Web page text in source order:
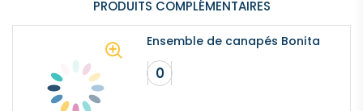
PRODUITS COMPLÉMENTAIRES
Ensemble de canapés Bonita